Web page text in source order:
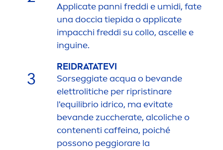
Applicate panni freddi e umidi, fate
una doccia tiepida o applicate
impacchi freddi su collo, ascelle e
inguine.
3
REIDRATATEVI
Sorseggiate acqua o bevande
elettrolitiche per ripristinare
l'equilibrio idrico, ma evitate
bevande zuccherate, alcoliche o
contenenti caffeina, poiché
possono peggiorare la